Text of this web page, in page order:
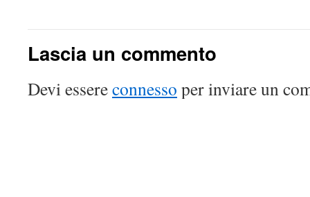
Lascia un commento
Devi essereconnesso per inviare un